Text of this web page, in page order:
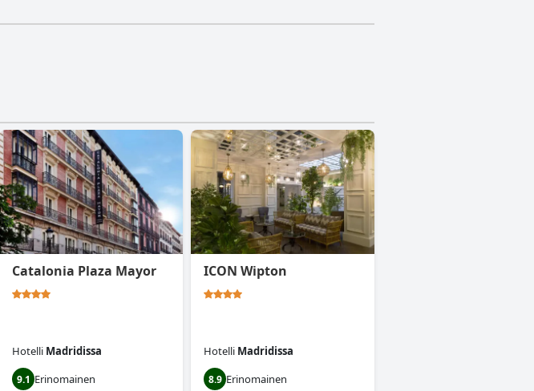
Catalonia Plaza Mayor
Hotelli Madridissa
9.1 Erinomainen
ICON Wipton
Hotelli Madridissa
8.9 Erinomainen